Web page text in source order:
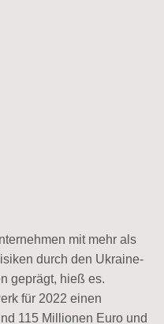
mit mehr als
durch den Ukraine-
geprägt, hieß es.
für 2022 einen
115 Millionen Euro und